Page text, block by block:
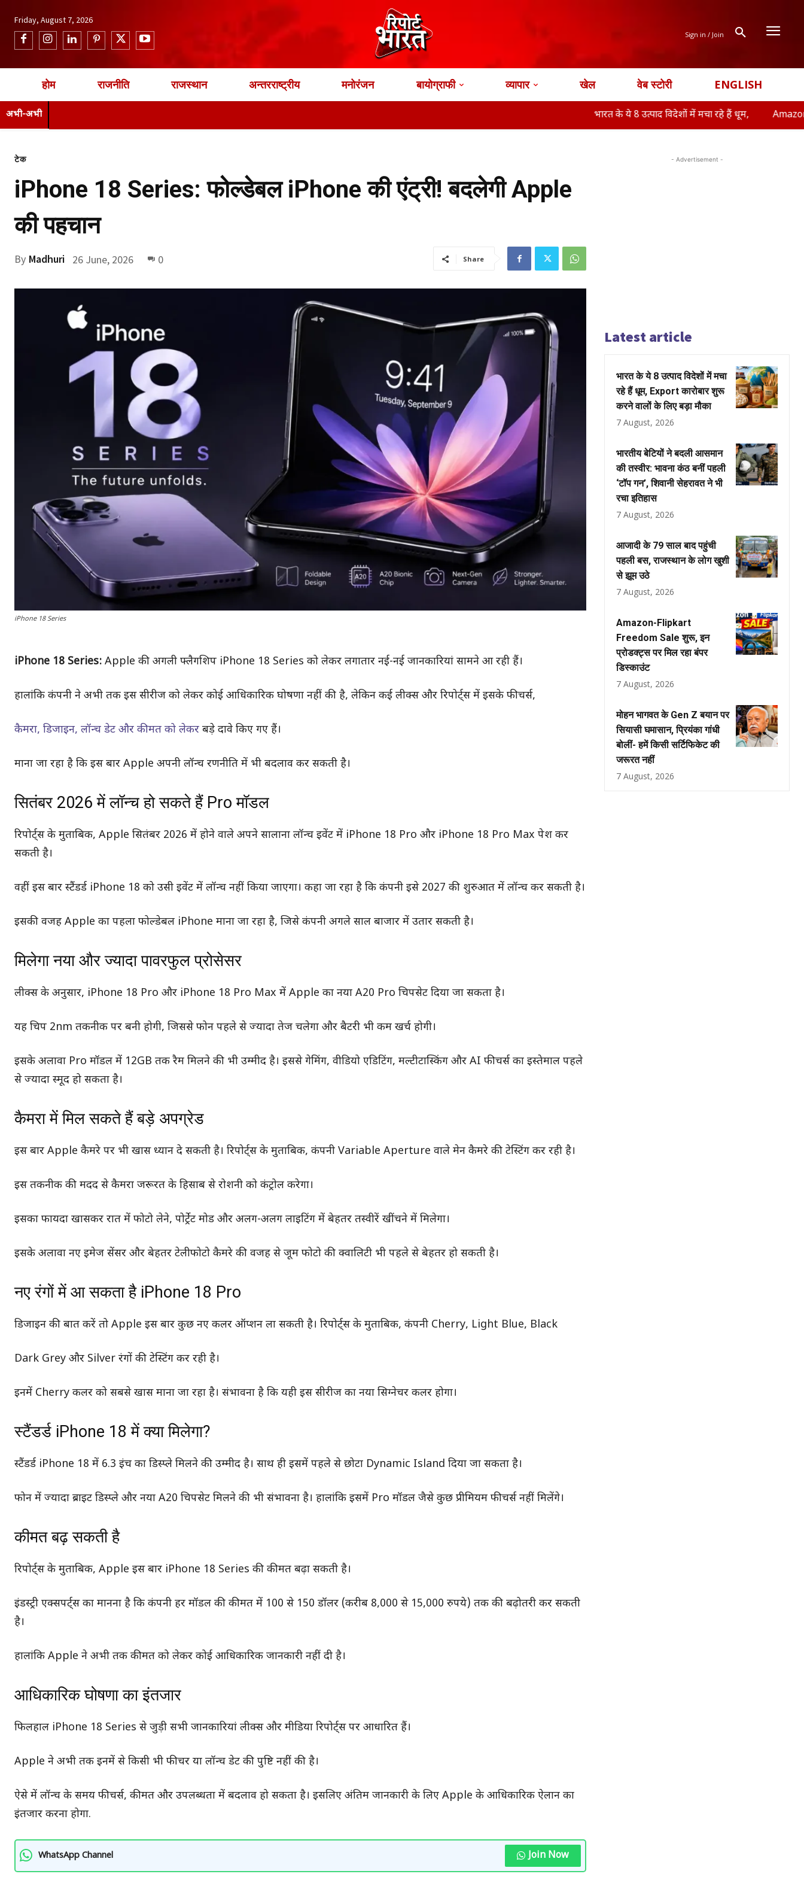
Friday, August 7, 2026
Sign in / Join
होम राजनीति राजस्थान अन्तरराष्ट्रीय मनोरंजन बायोग्राफी व्यापार खेल वेब स्टोरी ENGLISH
अभी-अभी भारत के ये 8 उत्पाद विदेशों में मचा रहे हैं धूम, Amazon-Flipkart
टेक
iPhone 18 Series: फोल्डेबल iPhone की एंट्री! बदलेगी Apple
की पहचान
By Madhuri 26 June, 2026 0 Share
iPhone 18 Series
iPhone 18 Series: Apple की अगली फ्लैगशिप iPhone 18 Series को लेकर लगातार नई-नई जानकारियां सामने आ रही हैं।
हालांकि कंपनी ने अभी तक इस सीरीज को लेकर कोई आधिकारिक घोषणा नहीं की है, लेकिन कई लीक्स और रिपोर्ट्स में इसके फीचर्स,
कैमरा, डिजाइन, लॉन्च डेट और कीमत को लेकर बड़े दावे किए गए हैं।
माना जा रहा है कि इस बार Apple अपनी लॉन्च रणनीति में भी बदलाव कर सकती है।
सितंबर 2026 में लॉन्च हो सकते हैं Pro मॉडल
रिपोर्ट्स के मुताबिक, Apple सितंबर 2026 में होने वाले अपने सालाना लॉन्च इवेंट में iPhone 18 Pro और iPhone 18 Pro Max पेश कर
सकती है।
वहीं इस बार स्टैंडर्ड iPhone 18 को उसी इवेंट में लॉन्च नहीं किया जाएगा। कहा जा रहा है कि कंपनी इसे 2027 की शुरुआत में लॉन्च कर सकती है।
इसकी वजह Apple का पहला फोल्डेबल iPhone माना जा रहा है, जिसे कंपनी अगले साल बाजार में उतार सकती है।
मिलेगा नया और ज्यादा पावरफुल प्रोसेसर
लीक्स के अनुसार, iPhone 18 Pro और iPhone 18 Pro Max में Apple का नया A20 Pro चिपसेट दिया जा सकता है।
यह चिप 2nm तकनीक पर बनी होगी, जिससे फोन पहले से ज्यादा तेज चलेगा और बैटरी भी कम खर्च होगी।
इसके अलावा Pro मॉडल में 12GB तक रैम मिलने की भी उम्मीद है। इससे गेमिंग, वीडियो एडिटिंग, मल्टीटास्किंग और AI फीचर्स का इस्तेमाल पहले
से ज्यादा स्मूद हो सकता है।
कैमरा में मिल सकते हैं बड़े अपग्रेड
इस बार Apple कैमरे पर भी खास ध्यान दे सकती है। रिपोर्ट्स के मुताबिक, कंपनी Variable Aperture वाले मेन कैमरे की टेस्टिंग कर रही है।
इस तकनीक की मदद से कैमरा जरूरत के हिसाब से रोशनी को कंट्रोल करेगा।
इसका फायदा खासकर रात में फोटो लेने, पोर्ट्रेट मोड और अलग-अलग लाइटिंग में बेहतर तस्वीरें खींचने में मिलेगा।
इसके अलावा नए इमेज सेंसर और बेहतर टेलीफोटो कैमरे की वजह से जूम फोटो की क्वालिटी भी पहले से बेहतर हो सकती है।
नए रंगों में आ सकता है iPhone 18 Pro
डिजाइन की बात करें तो Apple इस बार कुछ नए कलर ऑप्शन ला सकती है। रिपोर्ट्स के मुताबिक, कंपनी Cherry, Light Blue, Black
Dark Grey और Silver रंगों की टेस्टिंग कर रही है।
इनमें Cherry कलर को सबसे खास माना जा रहा है। संभावना है कि यही इस सीरीज का नया सिग्नेचर कलर होगा।
स्टैंडर्ड iPhone 18 में क्या मिलेगा?
स्टैंडर्ड iPhone 18 में 6.3 इंच का डिस्प्ले मिलने की उम्मीद है। साथ ही इसमें पहले से छोटा Dynamic Island दिया जा सकता है।
फोन में ज्यादा ब्राइट डिस्प्ले और नया A20 चिपसेट मिलने की भी संभावना है। हालांकि इसमें Pro मॉडल जैसे कुछ प्रीमियम फीचर्स नहीं मिलेंगे।
कीमत बढ़ सकती है
रिपोर्ट्स के मुताबिक, Apple इस बार iPhone 18 Series की कीमत बढ़ा सकती है।
इंडस्ट्री एक्सपर्ट्स का मानना है कि कंपनी हर मॉडल की कीमत में 100 से 150 डॉलर (करीब 8,000 से 15,000 रुपये) तक की बढ़ोतरी कर सकती
है।
हालांकि Apple ने अभी तक कीमत को लेकर कोई आधिकारिक जानकारी नहीं दी है।
आधिकारिक घोषणा का इंतजार
फिलहाल iPhone 18 Series से जुड़ी सभी जानकारियां लीक्स और मीडिया रिपोर्ट्स पर आधारित हैं।
Apple ने अभी तक इनमें से किसी भी फीचर या लॉन्च डेट की पुष्टि नहीं की है।
ऐसे में लॉन्च के समय फीचर्स, कीमत और उपलब्धता में बदलाव हो सकता है। इसलिए अंतिम जानकारी के लिए Apple के आधिकारिक ऐलान का
इंतजार करना होगा.
WhatsApp Channel Join Now
- Advertisement -
Latest article
भारत के ये 8 उत्पाद विदेशों में मचा
रहे हैं धूम, Export कारोबार शुरू
करने वालों के लिए बड़ा मौका
7 August, 2026
भारतीय बेटियों ने बदली आसमान
की तस्वीर: भावना कंठ बनीं पहली
‘टॉप गन’, शिवानी सेहरावत ने भी
रचा इतिहास
7 August, 2026
आजादी के 79 साल बाद पहुंची
पहली बस, राजस्थान के लोग खुशी
से झूम उठे
7 August, 2026
Amazon-Flipkart
Freedom Sale शुरू, इन
प्रोडक्ट्स पर मिल रहा बंपर
डिस्काउंट
7 August, 2026
मोहन भागवत के Gen Z बयान पर
सियासी घमासान, प्रियंका गांधी
बोलीं- हमें किसी सर्टिफिकेट की
जरूरत नहीं
7 August, 2026